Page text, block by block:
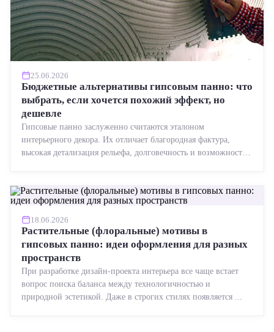
25.06.2026
Бюджетные альтернативы гипсовым панно: что
выбрать, если хочется похожий эффект, но
дешевле
Гипсовые панно заслуженно считаются эталоном
интерьерного декора. Их отличает благородная фактура,
высокая детализация рельефа, долговечность и возможность
18.06.2026
Растительные (флоральные) мотивы в
гипсовых панно: идеи оформления для разных
пространств
При разработке дизайн-проекта интерьера все чаще встает
вопрос поиска баланса между технологичностью и
природной эстетикой. Даже в строгих стилях появляется ...